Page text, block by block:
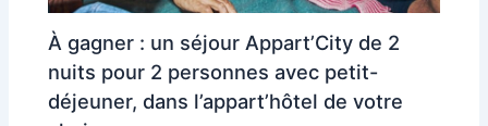
À gagner : un séjour Appart’City de 2
nuits pour 2 personnes avec petit-
déjeuner, dans l’appart’hôtel de votre